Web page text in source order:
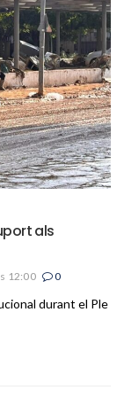
als
12:00 0
durant el Ple